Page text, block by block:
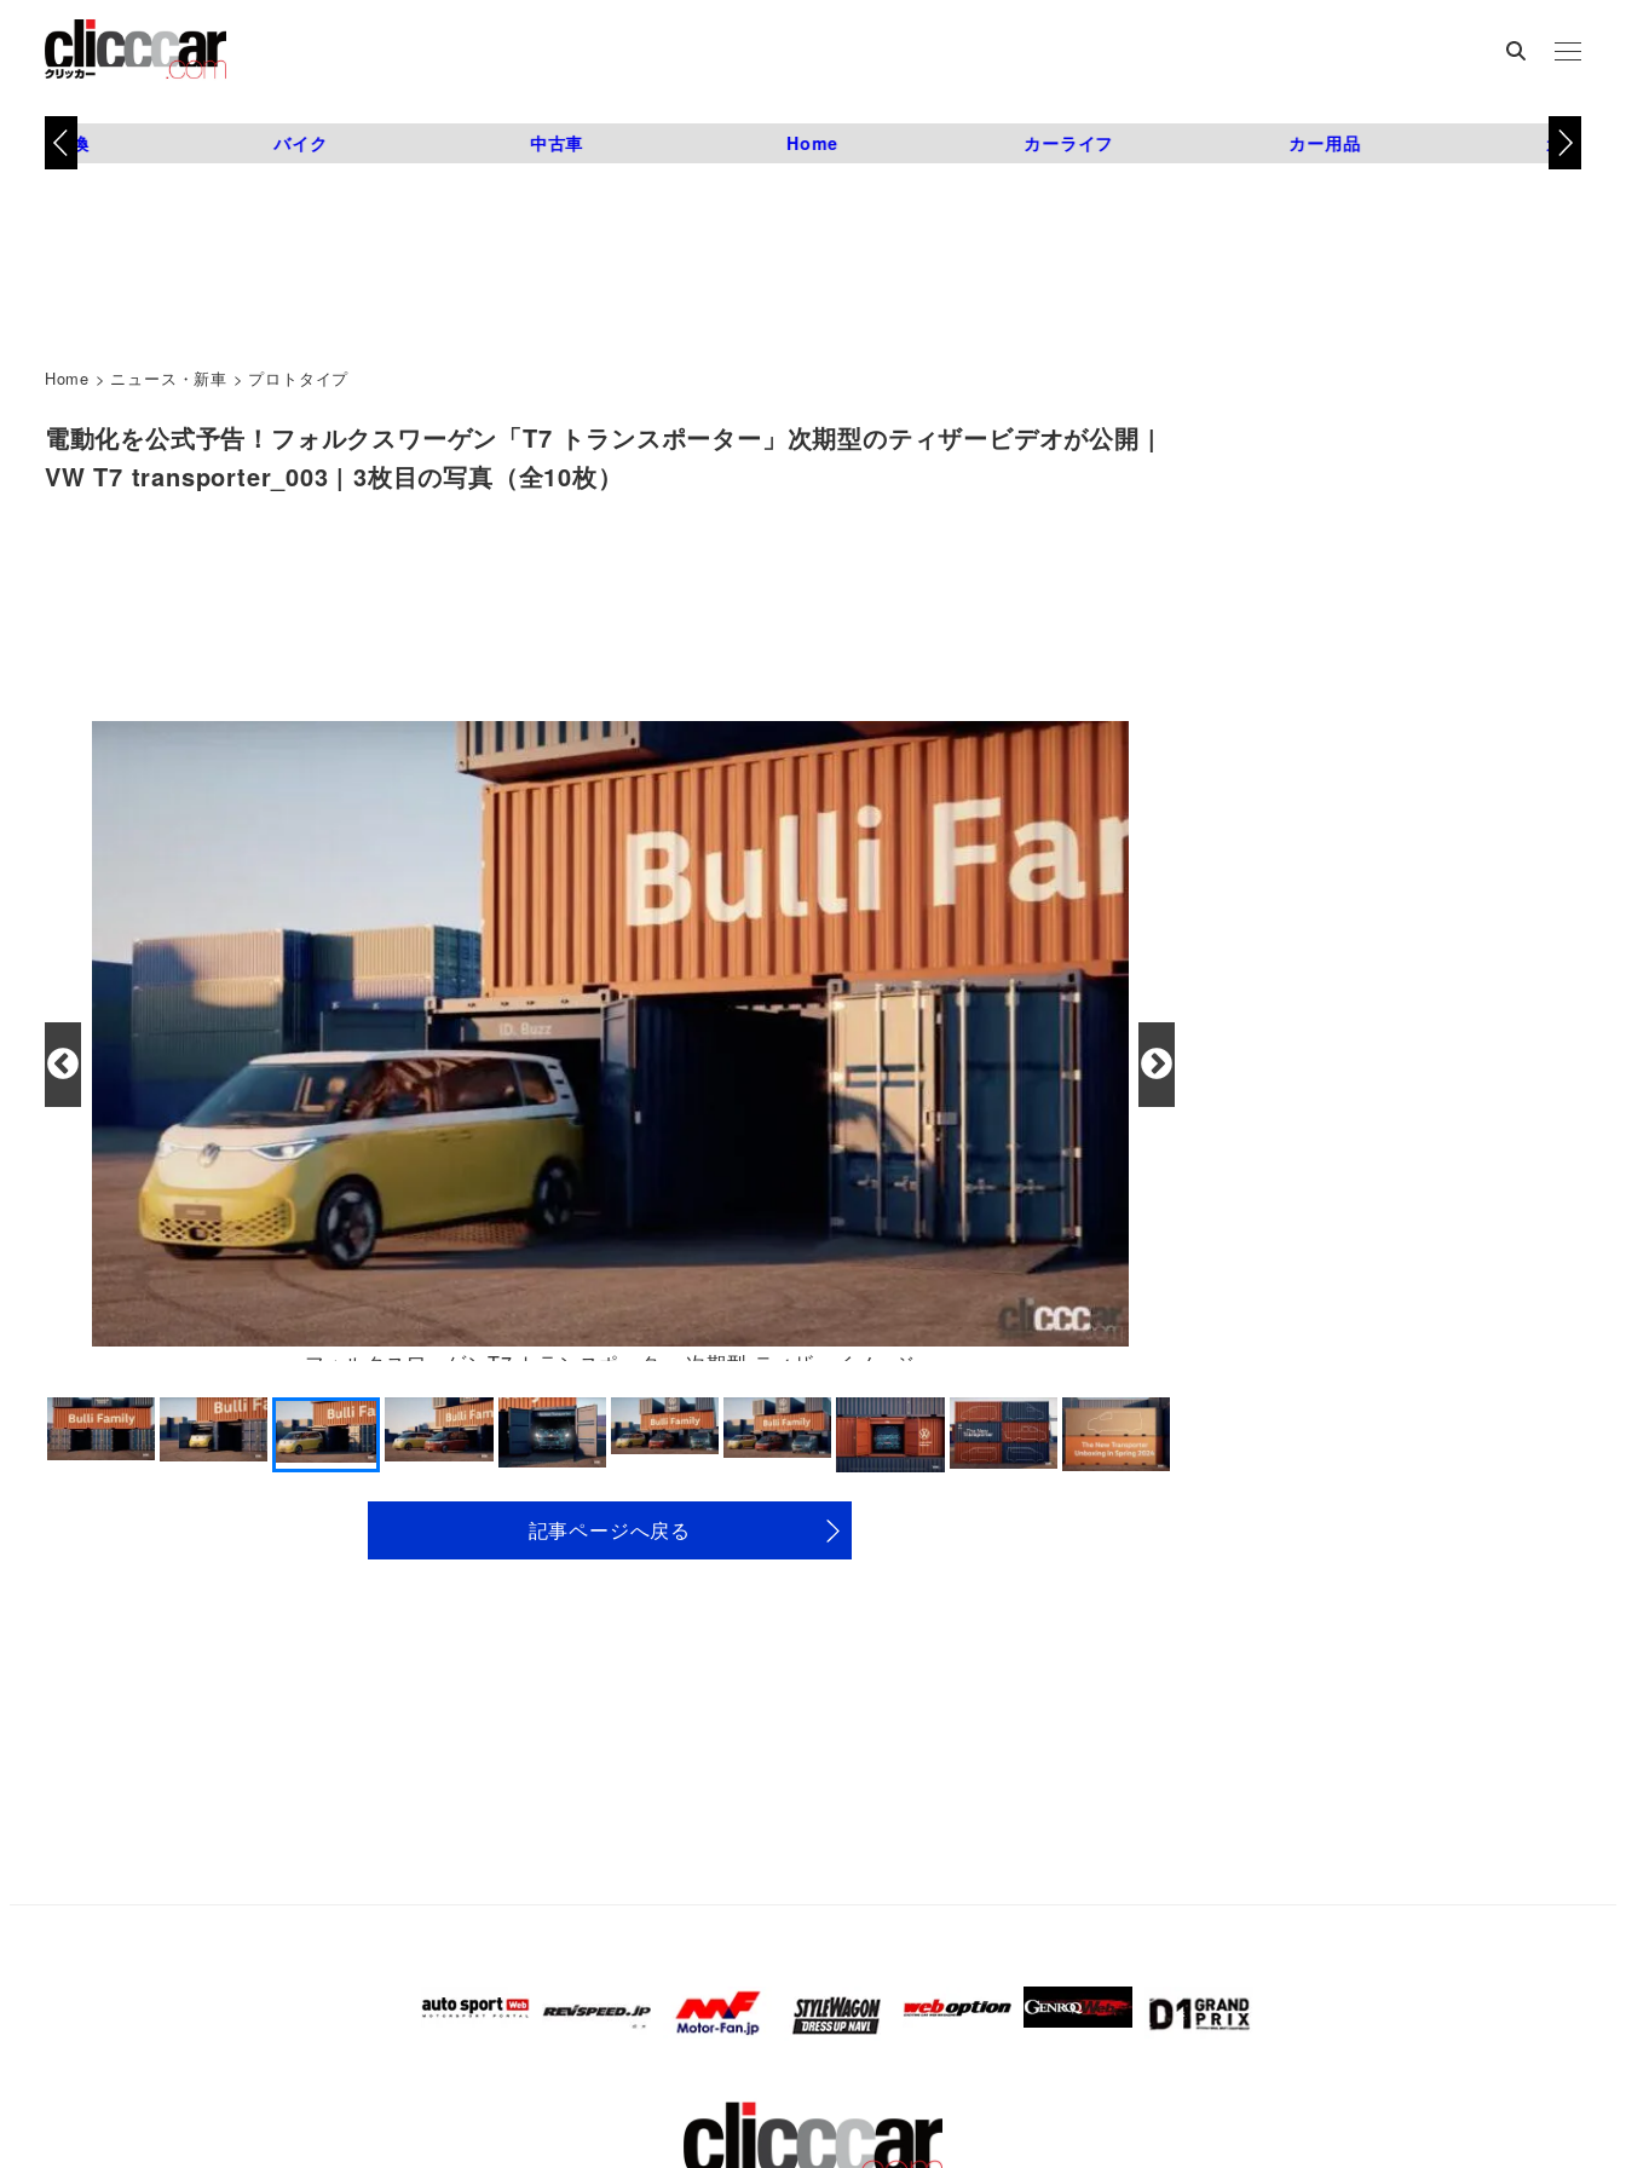
タイヤ交換 バイク 中古車 Home カーライフ カー用品 カスタム
Home > ニュース・新車 > プロトタイプ
電動化を公式予告！フォルクスワーゲン「T7 トランスポーター」次期型のティザービデオが公開 |
VW T7 transporter_003 | 3枚目の写真（全10枚）
フォルクスワーゲンT7 トランスポーター 次期型 ティザーイメージ
記事ページへ戻る